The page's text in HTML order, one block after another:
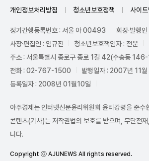
개인정보처리방침 청소년보호정책 사이트
정기간행등록번호 : 서울 아 00493
회장·발행
사장·편집인 : 임규진
청소년보호책임자 : 전운
주소 : 서울특별시 종로구 종로 1길 42(수송동
전화 : 02-767-1500
발행일자 : 2007년 11월
등록일자 : 2008년 01월10일
아주경제는 인터넷신문윤리위원회 윤리강령을 준수
콘텐츠(기사)는 저작권법의 보호를 받으며, 무단전
니다.
Copyright ⓒ AJUNEWS All rights reserved.